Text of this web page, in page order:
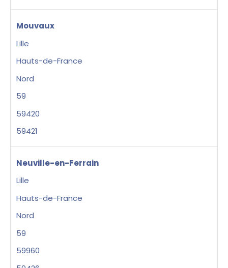
Mouvaux
Lille
Hauts-de-France
Nord
59
59420
59421
Neuville-en-Ferrain
Lille
Hauts-de-France
Nord
59
59960